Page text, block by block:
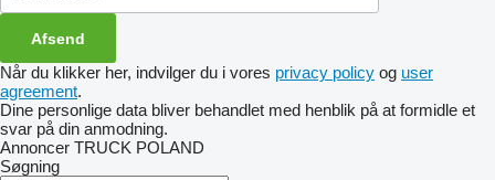
Når du klikker her, indvilger du i vores privacy policy og user
agreement.
Dine personlige data bliver behandlet med henblik på at formidle et
svar på din anmodning.
Annoncer TRUCK POLAND
Søgning